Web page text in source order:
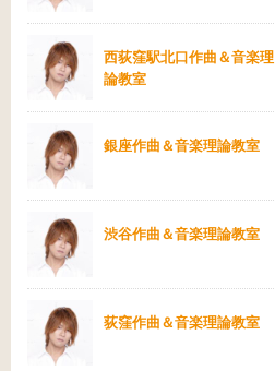
西荻窪駅北口作曲＆音楽理
論教室
銀座作曲＆音楽理論教室
渋谷作曲＆音楽理論教室
荻窪作曲＆音楽理論教室